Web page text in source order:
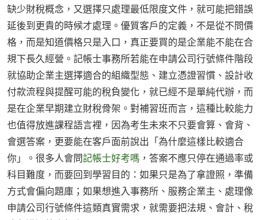
缺少財稅概念，又選擇只處理最低限度文件，就可能把錯誤
延後到更貴的時候才處理。優質客戶的定義，不是從不問價
格，而是知道價格只是入口，真正要買的是企業能不能在合
規下長久經營。記帳士事務所若能在申請公司行號條件階段
就協助企業主選擇適合的組織型態、建立憑證習慣、設計收
付款流程與提醒可能的稅負變化，就已經不是單純代辦，而
是在企業早期建立財稅骨架。對補習班而言，這種比較能力
也值得放進課程語言裡，因為考生未來不只要會算、會背、
會選答案，更要能在客戶面前說出「為什麼這樣比較適合
你」。很多人會問記帳士好考嗎 ，答案不應只停在通過率或
科目難度，而要回到學習目的：如果只是為了拿證照，準備
方式會偏向題庫；如果想進入事務所、服務企業主、處理像
申請公司行號條件這類真實需求，就需要把法規、會計、稅